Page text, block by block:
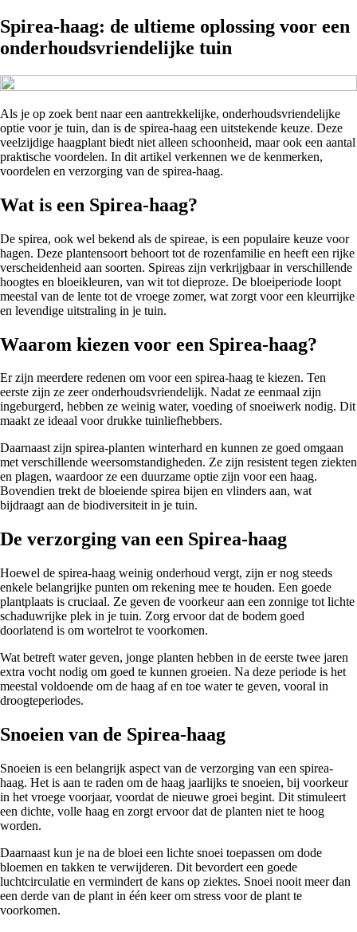
Spirea-haag: de ultieme oplossing voor een
onderhoudsvriendelijke tuin
Als je op zoek bent naar een aantrekkelijke, onderhoudsvriendelijke
optie voor je tuin, dan is de spirea-haag een uitstekende keuze. Deze
veelzijdige haagplant biedt niet alleen schoonheid, maar ook een aantal
praktische voordelen. In dit artikel verkennen we de kenmerken,
voordelen en verzorging van de spirea-haag.
Wat is een Spirea-haag?
De spirea, ook wel bekend als de spireae, is een populaire keuze voor
hagen. Deze plantensoort behoort tot de rozenfamilie en heeft een rijke
verscheidenheid aan soorten. Spireas zijn verkrijgbaar in verschillende
hoogtes en bloeikleuren, van wit tot dieproze. De bloeiperiode loopt
meestal van de lente tot de vroege zomer, wat zorgt voor een kleurrijke
en levendige uitstraling in je tuin.
Waarom kiezen voor een Spirea-haag?
Er zijn meerdere redenen om voor een spirea-haag te kiezen. Ten
eerste zijn ze zeer onderhoudsvriendelijk. Nadat ze eenmaal zijn
ingeburgerd, hebben ze weinig water, voeding of snoeiwerk nodig. Dit
maakt ze ideaal voor drukke tuinliefhebbers.
Daarnaast zijn spirea-planten winterhard en kunnen ze goed omgaan
met verschillende weersomstandigheden. Ze zijn resistent tegen ziekten
en plagen, waardoor ze een duurzame optie zijn voor een haag.
Bovendien trekt de bloeiende spirea bijen en vlinders aan, wat
bijdraagt aan de biodiversiteit in je tuin.
De verzorging van een Spirea-haag
Hoewel de spirea-haag weinig onderhoud vergt, zijn er nog steeds
enkele belangrijke punten om rekening mee te houden. Een goede
plantplaats is cruciaal. Ze geven de voorkeur aan een zonnige tot lichte
schaduwrijke plek in je tuin. Zorg ervoor dat de bodem goed
doorlatend is om wortelrot te voorkomen.
Wat betreft water geven, jonge planten hebben in de eerste twee jaren
extra vocht nodig om goed te kunnen groeien. Na deze periode is het
meestal voldoende om de haag af en toe water te geven, vooral in
droogteperiodes.
Snoeien van de Spirea-haag
Snoeien is een belangrijk aspect van de verzorging van een spirea-
haag. Het is aan te raden om de haag jaarlijks te snoeien, bij voorkeur
in het vroege voorjaar, voordat de nieuwe groei begint. Dit stimuleert
een dichte, volle haag en zorgt ervoor dat de planten niet te hoog
worden.
Daarnaast kun je na de bloei een lichte snoei toepassen om dode
bloemen en takken te verwijderen. Dit bevordert een goede
luchtcirculatie en vermindert de kans op ziektes. Snoei nooit meer dan
een derde van de plant in één keer om stress voor de plant te
voorkomen.